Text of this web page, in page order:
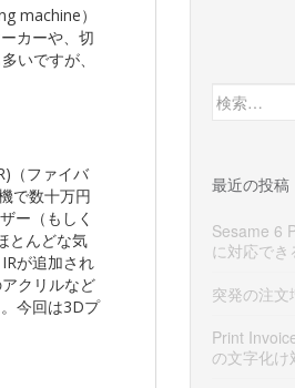
machine）
カーや、切
いですが、
（ファイバ
で数十万円
ー（もしく
とんどな気
が追加され
クリルなど
今回は3Dプ
検
索:
最近の投稿
Sesame 6
に対応でき
突発の注文
Print
の文字化け